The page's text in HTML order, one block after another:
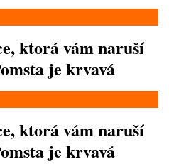
ktorá vám naruší
je krvavá
ktorá vám naruší
je krvavá